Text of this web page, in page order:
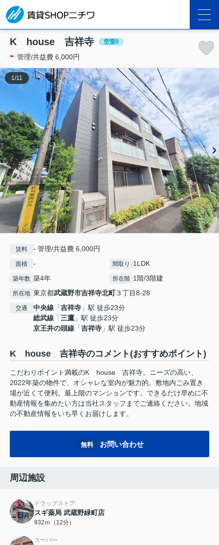
K house 吉祥寺 空室0
- 管理/共益費 6,000円
1 /11
賃料 - 管理/共益費 6,000円
面積 - 間取り 1LDK
築年数 築4年 所在階 1階/3階建
所在地 東京都武蔵野市吉祥寺北町３丁目8-28
交通 中央線 「吉祥寺 」駅 徒歩23分
総武線 「三鷹 」駅 徒歩23分
京王井の頭線 「吉祥寺 」駅 徒歩23分
K house 吉祥寺のコメント(おすすめポイント)
こだわりポイント満載のK house 吉祥寺。ニーズの高い、
2022年築の物件で、オシャレな室内が魅力的。敷地内ごみ置き
場が近くて便利。最上階のマンションです。できるだけ早めに不
動産情報を集めたい方は当社スタッフまでご連絡ください。地域
の不動産情報をいち早くお届けします。
無料 お問い合わせ
周辺施設
ドラッグストア
スギ薬局 武蔵野緑町店
932ｍ（12分）
スーパー